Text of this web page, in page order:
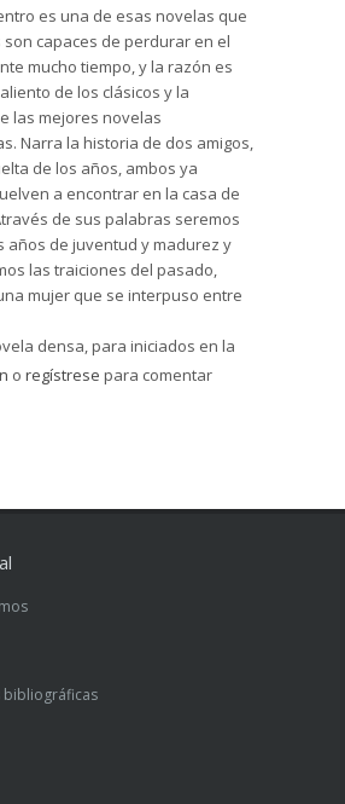
es una de esas novelas que
capaces de perdurar en el
mucho tiempo, y la razón es
de los clásicos y la
las mejores novelas
Narra la historia de dos amigos,
de los años, ambos ya
a encontrar en la casa de
de sus palabras seremos
años de juventud y madurez y
las traiciones del pasado,
mujer que se interpuso entre
densa, para iniciados en la
vuelos, escrita con
o regístrese para comentar
bibliográficas